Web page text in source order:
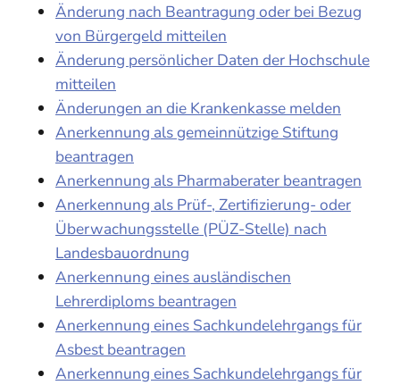
Änderung nach Beantragung oder bei Bezug
von Bürgergeld mitteilen
Änderung persönlicher Daten der Hochschule
mitteilen
Änderungen an die Krankenkasse melden
Anerkennung als gemeinnützige Stiftung
beantragen
Anerkennung als Pharmaberater beantragen
Anerkennung als Prüf-, Zertifizierung- oder
Überwachungsstelle (PÜZ-Stelle) nach
Landesbauordnung
Anerkennung eines ausländischen
Lehrerdiploms beantragen
Anerkennung eines Sachkundelehrgangs für
Asbest beantragen
Anerkennung eines Sachkundelehrgangs für